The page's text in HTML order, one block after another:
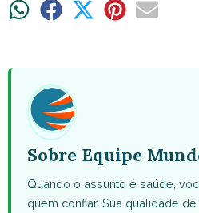
ShareShare ShareShareShare
Sobre Equipe
Quando o assunto é saúde,
quem confiar. Sua qualidade